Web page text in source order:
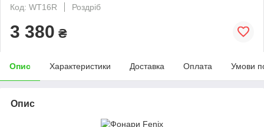
Код: WT16R
Роздріб
3 380 ₴
Опис Характеристики Доставка Оплата Умови
Опис